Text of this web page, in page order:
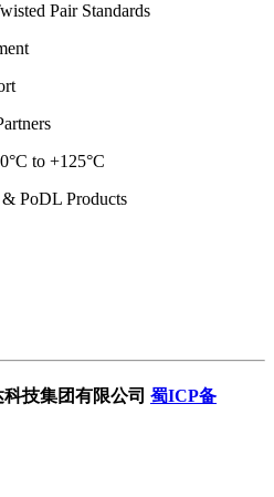
Pair Standards
to +125°C
PoDL Products
技集团有限公司 蜀ICP备